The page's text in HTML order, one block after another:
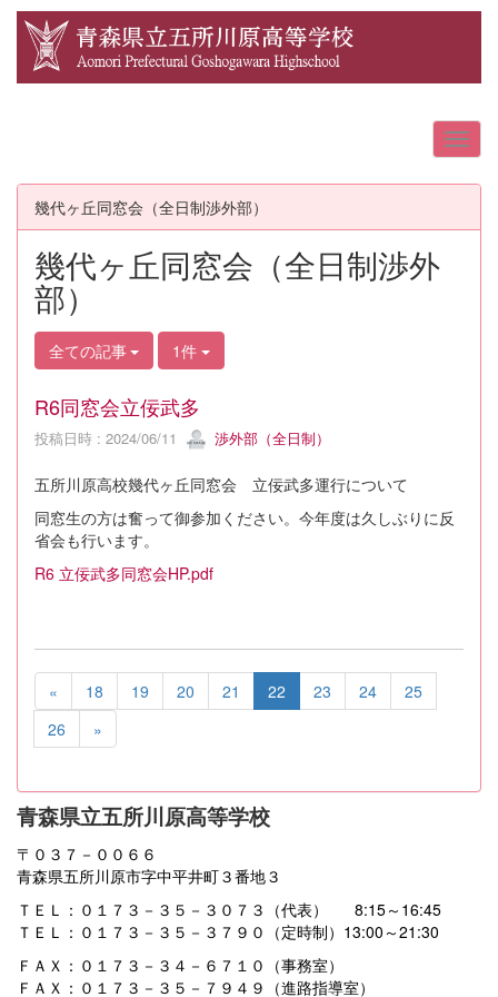
幾代ヶ丘同窓会（全日制渉外部）
幾代ヶ丘同窓会（全日制渉外
部）
全ての記事 1件
R6同窓会立佞武多
投稿日時 : 2024/06/11 渉外部（全日制）
五所川原高校幾代ヶ丘同窓会 立佞武多運行について
同窓生の方は奮って御参加ください。今年度は久しぶりに反
省会も行います。
R6 立佞武多同窓会HP.pdf
« 18 19 20 21 22 23 24
25
26
»
青森県立五所川原高等学校
〒０３７－００６６
青森県五所川原市字中平井町３番地３
ＴＥＬ：０１７３－３５－３０７３（代表） 8:15～16:45
ＴＥＬ：０１７３－３５－３７９０（定時制）13:00～21:30
ＦＡＸ：０１７３－３４－６７１０（事務室）
ＦＡＸ：０１７３－３５－７９４９（進路指導室）